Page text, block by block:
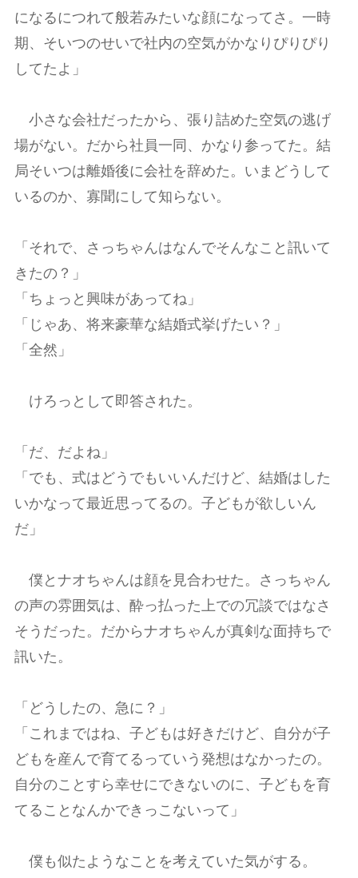
になるにつれて般若みたいな顔になってさ。一時
期、そいつのせいで社内の空気がかなりぴりぴり
してたよ」
小さな会社だったから、張り詰めた空気の逃げ
場がない。だから社員一同、かなり参ってた。結
局そいつは離婚後に会社を辞めた。いまどうして
いるのか、寡聞にして知らない。
「それで、さっちゃんはなんでそんなこと訊いて
きたの？」
「ちょっと興味があってね」
「じゃあ、将来豪華な結婚式挙げたい？」
「全然」
けろっとして即答された。
「だ、だよね」
「でも、式はどうでもいいんだけど、結婚はした
いかなって最近思ってるの。子どもが欲しいん
だ」
僕とナオちゃんは顔を見合わせた。さっちゃん
の声の雰囲気は、酔っ払った上での冗談ではなさ
そうだった。だからナオちゃんが真剣な面持ちで
訊いた。
「どうしたの、急に？」
「これまではね、子どもは好きだけど、自分が子
どもを産んで育てるっていう発想はなかったの。
自分のことすら幸せにできないのに、子どもを育
てることなんかできっこないって」
僕も似たようなことを考えていた気がする。